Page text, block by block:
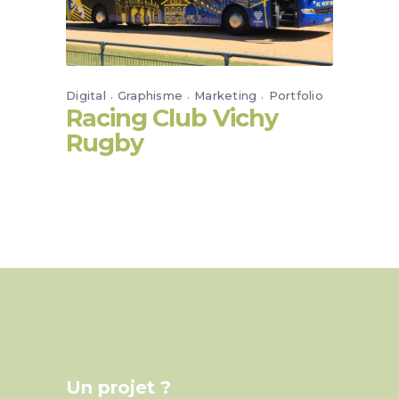
Digital Graphisme Marketing Portfolio
Racing Club Vichy
Rugby
Un projet ?